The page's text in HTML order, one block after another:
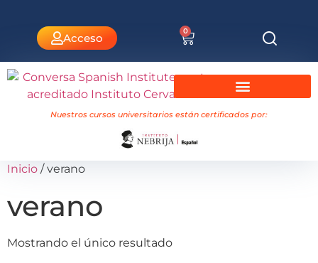
Acceso
0
Nuestros cursos universitarios están certificados por:
Inicio / verano
verano
Mostrando el único resultado